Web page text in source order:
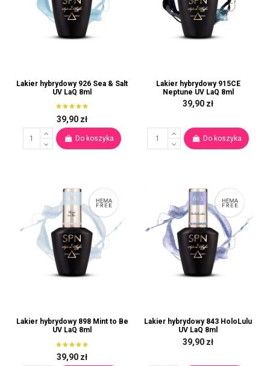
Lakier hybrydowy 926 Sea & Salt
UV LaQ 8ml
39,90 zł
Do koszyka
Lakier hybrydowy 915CE
Neptune UV LaQ 8ml
39,90 zł
Do koszyka
Lakier hybrydowy 898 Mint to Be
UV LaQ 8ml
39,90 zł
Lakier hybrydowy 843 HoloLulu
UV LaQ 8ml
39,90 zł